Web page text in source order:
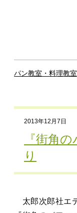
パン教室・料理教室
2013年12月7日
『街角
り
太郎次郎社エ